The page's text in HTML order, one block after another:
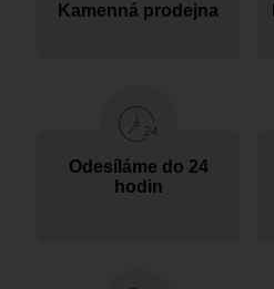
Kamenná prodejna
Odesíláme do 24
hodin